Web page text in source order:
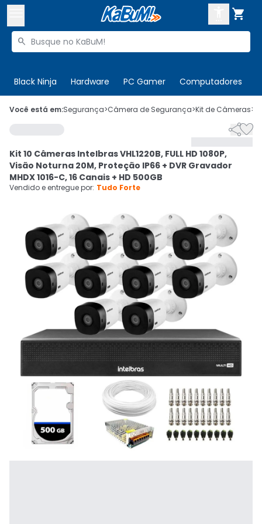

Buscar produtos

Black Ninja Hardware PC Gamer Computadores
 Olá. Acesse sua conta
Cupons
Mais Vendidos
Ativar tradutor em libras
CADASTRE-SE
Você está em:Segurança>Câmera de Segurança>Kit de Câmeras>

Kit 10 Câmeras Intelbras VHL1220B, FULL HD 1080P,
Visão Noturna 20M, Proteção IP66 + DVR Gravador
MHDX 1016-C, 16 Canais + HD 500GB
Vendido e entregue por: Tudo Forte